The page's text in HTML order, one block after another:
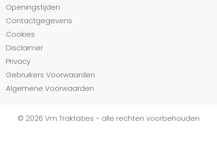
Openingstijden
Contactgegevens
Cookies
Disclaimer
Privacy
Gebruikers Voorwaarden
Algemene Voorwaarden
© 2026 Vm Traktaties - alle rechten voorbehouden